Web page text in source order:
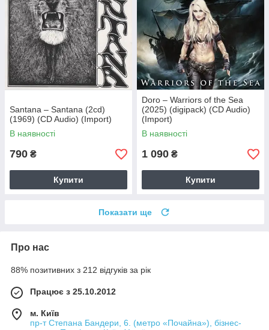
Santana – Santana (2cd)
(1969) (CD Audio) (Import)
В наявності
790 ₴
Купити
Doro – Warriors of the Sea
(2025) (digipack) (CD Audio)
(Import)
В наявності
1 090 ₴
Купити
Показати ще
Про нас
88% позитивних з 212 відгуків за рік
Працює з 25.10.2012
м. Київ
пр-т Степана Бандери, 6. (метро «Почайна»), бізнес-